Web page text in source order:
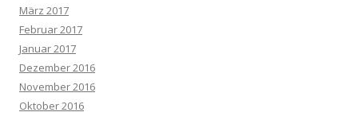
März 2017
Februar 2017
Januar 2017
Dezember 2016
November 2016
Oktober 2016